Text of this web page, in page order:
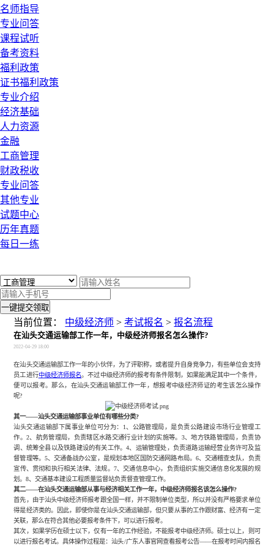
名师指导
专业问答
课程试听
备考资料
福利政策
证书福利政策
专业介绍
经济基础
人力资源
金融
工商管理
财政税收
专业问答
其他专业
试题中心
历年真题
每日一练
一键提交领取
当前位置： 中级经济师 >考试报名 >报名流程
在汕头交通运输部工作一年，中级经济师报名怎么操作?
2022-04-29 18:00
在汕头交通运输部工作一年的小伙伴，为了评职称，或者提升自身竞争力，有些单位会支持
员工进行中级经济师报名。不过中级经济师的报考有条件限制，如果能满足其中一个条件，
便可以报考。那么，在汕头交通运输部工作一年，想报考中级经济师证的考生该怎么操作
呢?
其一——汕头交通运输部事业单位有哪些分类?
汕头交通运输部下属事业单位可分为：
1、公路管理局，是负责公路建设市场行业管理工
作。2、航务管理局，负责辖区水路交通行业计划的实施等。3、地方铁路管理局，负责协
调、统筹全县以及铁路建设的有关工作。4、运输管理处，负责道路运输经营业务许可及监
督管理等。5、交通备战办公室，是规划本地区国防交通网路布局。6、交通稽查支队，负责
宣传、贯彻和执行相关法律、法规。7、交通信息中心，负责组织实施交通信息化发展的规
划。8、交通基本建设工程质量监督站负责督查管理工作。
其二——在汕头交通运输部从事与经济相关工作一年，中级经济师报名该怎么操作?
首先，由于汕头中级经济师报考跟全国一样，并不限制单位类型，所以并没有严格要求单位
得是经济类的。因此，即使你是在汕头交通运输部，但只要从事的工作跟财富、经济有一定
关联，那么在符合其他必要报考条件下，可以进行报考。
其次，如果学历在硕士以下，仅有一年的工作经验，不能报考中级经济师。硕士以上，则可
以进行报名考试。具体操作过程是：汕头/广东人事官网查看报考公告——在报考时间内报名